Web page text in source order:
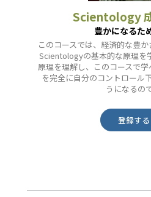
Scientology
豊かになるた
このコースでは、経済的な豊か
Scientologyの基本的な原理を
原理を理解し、このコースで
を完全に自分のコントロール
うになるの
登録する